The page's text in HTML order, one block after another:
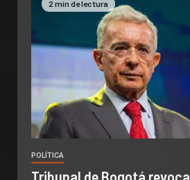
2 min de lectura
POLÍTICA